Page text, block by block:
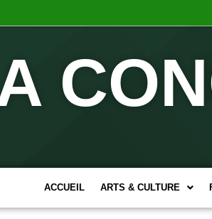
ACCUEIL ARTS & CULTURE